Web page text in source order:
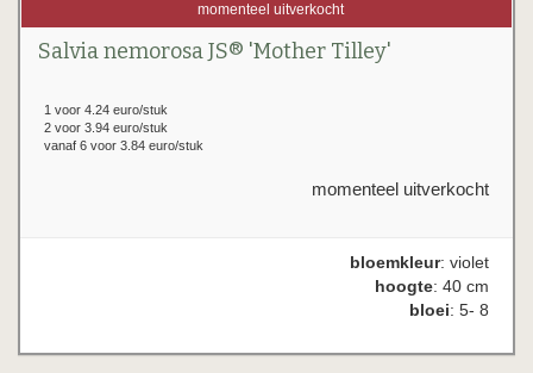
momenteel uitverkocht
Salvia nemorosa JS® 'Mother Tilley'
1 voor 4.24 euro/stuk
2 voor 3.94 euro/stuk
vanaf 6 voor 3.84 euro/stuk
momenteel uitverkocht
bloemkleur: violet
hoogte: 40 cm
bloei: 5- 8